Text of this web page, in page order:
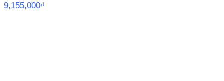
9,155,000₫